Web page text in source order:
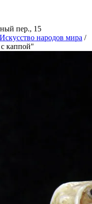
пер., 15
Искусство народов мира /
каппой"